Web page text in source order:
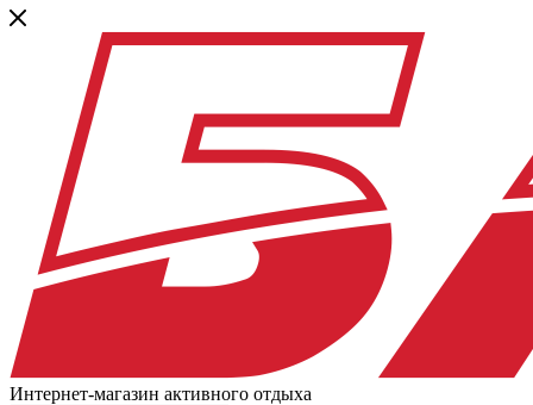
Интернет-магазин активного отдыха